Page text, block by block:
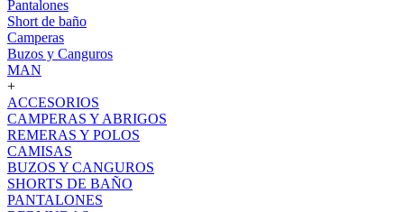
Pantalones
Short de baño
Camperas
Buzos y Canguros
MAN
+
ACCESORIOS
CAMPERAS Y ABRIGOS
REMERAS Y POLOS
CAMISAS
BUZOS Y CANGUROS
SHORTS DE BAÑO
PANTALONES